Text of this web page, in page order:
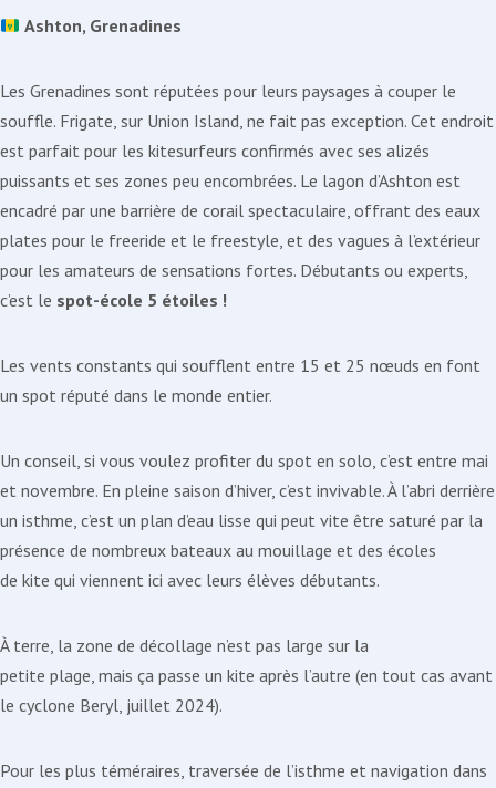
Ashton, Grenadines
Les Grenadines sont réputées pour leurs paysages à couper le
souffle. Frigate, sur Union Island, ne fait pas exception. Cet endroit
est parfait pour les kitesurfeurs confirmés avec ses alizés
puissants et ses zones peu encombrées. Le lagon d’Ashton est
encadré par une barrière de corail spectaculaire, offrant des eaux
plates pour le freeride et le freestyle, et des vagues à l’extérieur
pour les amateurs de sensations fortes. Débutants ou experts,
c’est le spot-école 5 étoiles !
Les vents constants qui soufflent entre 15 et 25 nœuds en font
un spot réputé dans le monde entier.
Un conseil, si vous voulez profiter du spot en solo, c’est entre mai
et novembre. En pleine saison d’hiver, c’est invivable. À l’abri derrière
un isthme, c’est un plan d’eau lisse qui peut vite être saturé par la
présence de nombreux bateaux au mouillage et des écoles
de kite qui viennent ici avec leurs élèves débutants.
À terre, la zone de décollage n’est pas large sur la
petite plage, mais ça passe un kite après l’autre (en tout cas avant
le cyclone Beryl, juillet 2024).
Pour les plus téméraires, traversée de l’isthme et navigation dans